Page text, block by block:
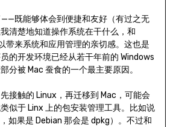
既能够体会到便捷和友好（有过之无
清楚地知道操作系统在干什么，和
带来系统和应用管理的亲切感。这也是
的开发环境已经从若干年前的 Windows
分被 Mac 蚕食的一个最主要原因。
接触的 Linux，再迁移到 Mac，可能会
似于 Linx 上的包安装管理工具。比如说
如果是 Debian 那会是 dpkg）。不过和